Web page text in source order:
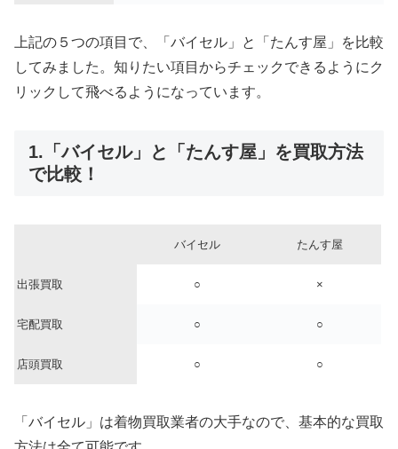
上記の５つの項目で、「バイセル」と「たんす屋」を比較
してみました。知りたい項目からチェックできるようにク
リックして飛べるようになっています。
1.「バイセル」と「たんす屋」を買取方法
で比較！
バイセル たんす屋
出張買取 ○ ×
宅配買取 ○ ○
店頭買取 ○ ○
「バイセル」は着物買取業者の大手なので、基本的な買取